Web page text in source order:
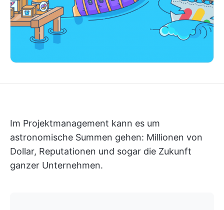
Im Projektmanagement kann es um
astronomische Summen gehen: Millionen von
Dollar, Reputationen und sogar die Zukunft
ganzer Unternehmen.